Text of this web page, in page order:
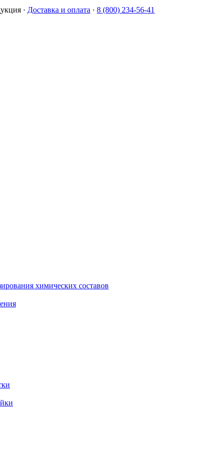
· Доставка и оплата · 8 (800) 234-56-41
химических составов